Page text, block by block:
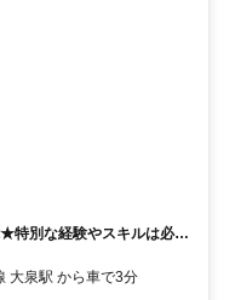
特別な経験やスキルは必要
大泉駅 から車で3分